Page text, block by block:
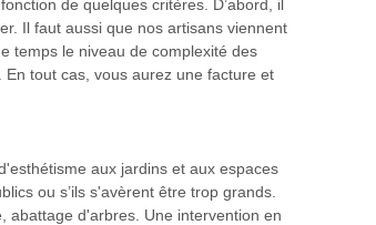
de quelques critères. D’abord, il
Il faut aussi que nos artisans viennent
temps le niveau de complexité des
tout cas, vous aurez une facture et
aux jardins et aux espaces
ou s’ils s'avèrent être trop grands.
abattage d'arbres. Une intervention en